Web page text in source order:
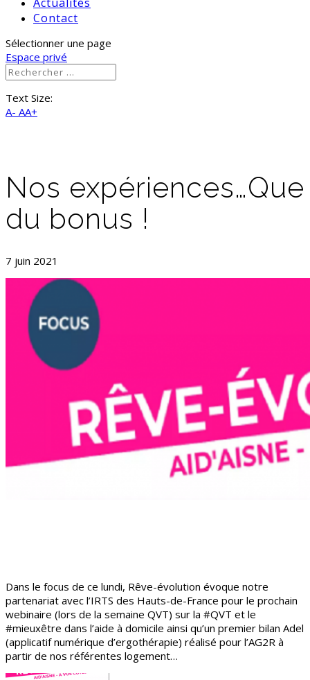
Contact
Sélectionner une page
Espace privé
Text Size:
A- AA+
Nos expériences…Que
du bonus !
7 juin 2021
Dans le focus de ce lundi, Rêve-évolution évoque notre
partenariat avec l’IRTS des Hauts-de-France pour le prochain
webinaire (lors de la semaine QVT) sur la #QVT et le
#mieuxêtre dans l’aide à domicile ainsi qu’un premier bilan Adel
(applicatif numérique d’ergothérapie) réalisé pour l’AG2R à
partir de nos référentes logement…